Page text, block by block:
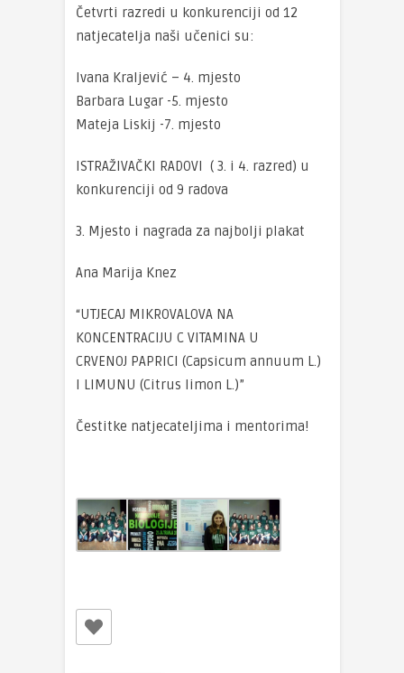
Četvrti razredi u konkurenciji od 12
natjecatelja naši učenici su:
Ivana Kraljević – 4. mjesto
Barbara Lugar -5. mjesto
Mateja Liskij -7. mjesto
ISTRAŽIVAČKI RADOVI ( 3. i 4. razred) u
konkurenciji od 9 radova
3. Mjesto i nagrada za najbolji plakat
Ana Marija Knez
“UTJECAJ MIKROVALOVA NA
KONCENTRACIJU C VITAMINA U
CRVENOJ PAPRICI (Capsicum annuum L.)
I LIMUNU (Citrus limon L.)”
Čestitke natjecateljima i mentorima!